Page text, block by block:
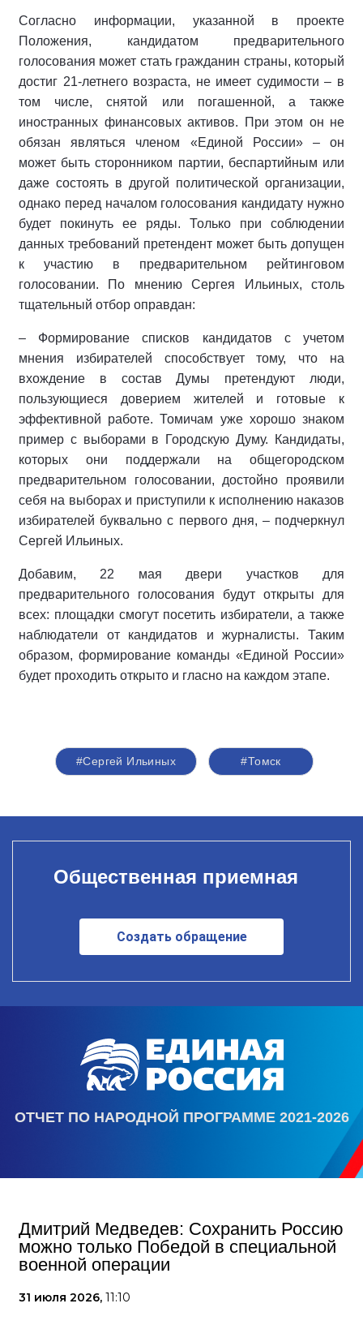
Согласно информации, указанной в проекте
Положения, кандидатом предварительного
голосования может стать гражданин страны, который
достиг 21-летнего возраста, не имеет судимости – в
том числе, снятой или погашенной, а также
иностранных финансовых активов. При этом он не
обязан являться членом «Единой России» – он
может быть сторонником партии, беспартийным или
даже состоять в другой политической организации,
однако перед началом голосования кандидату нужно
будет покинуть ее ряды. Только при соблюдении
данных требований претендент может быть допущен
к участию в предварительном рейтинговом
голосовании. По мнению Сергея Ильиных, столь
тщательный отбор оправдан:
– Формирование списков кандидатов с учетом
мнения избирателей способствует тому, что на
вхождение в состав Думы претендуют люди,
пользующиеся доверием жителей и готовые к
эффективной работе. Томичам уже хорошо знаком
пример с выборами в Городскую Думу. Кандидаты,
которых они поддержали на общегородском
предварительном голосовании, достойно проявили
себя на выборах и приступили к исполнению наказов
избирателей буквально с первого дня, – подчеркнул
Сергей Ильиных.
Добавим, 22 мая двери участков для
предварительного голосования будут открыты для
всех: площадки смогут посетить избиратели, а также
наблюдатели от кандидатов и журналисты. Таким
образом, формирование команды «Единой России»
будет проходить открыто и гласно на каждом этапе.
#Сергей Ильиных #Томск
Общественная приемная
Создать обращение
ОТЧЕТ ПО НАРОДНОЙ ПРОГРАММЕ 2021-2026
Дмитрий Медведев: Сохранить Россию
можно только Победой в специальной
военной операции
31 июля 2026, 11:10